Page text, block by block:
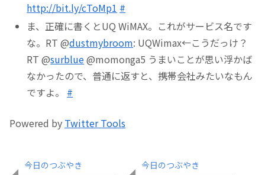
http://bit.ly/cToMp1 #
ま、正確に書くとUQ WiMAX。これがサービス名です
な。RT @dustmybroom: UQWimax←こうだっけ？
RT @surblue@momonga5 うまいことが思い浮かば
なかったので、普通に返すと、携帯会社みたいなもん
ですよ。 #
Powered by Twitter Tools
今日のつぶやき
今日のつぶやき